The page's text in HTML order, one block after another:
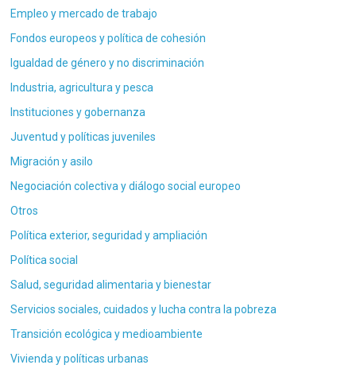
Empleo y mercado de trabajo
Fondos europeos y política de cohesión
Igualdad de género y no discriminación
Industria, agricultura y pesca
Instituciones y gobernanza
Juventud y políticas juveniles
Migración y asilo
Negociación colectiva y diálogo social europeo
Otros
Política exterior, seguridad y ampliación
Política social
Salud, seguridad alimentaria y bienestar
Servicios sociales, cuidados y lucha contra la pobreza
Transición ecológica y medioambiente
Vivienda y políticas urbanas